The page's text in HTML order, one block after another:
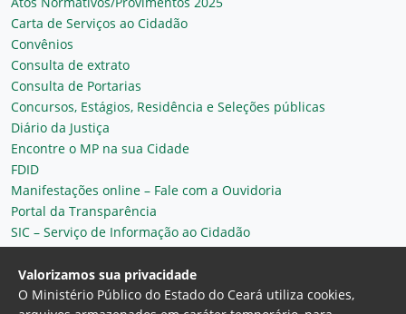
Carta de Serviços ao Cidadão
Convênios
Consulta de extrato
Consulta de Portarias
Concursos, Estágios, Residência e Seleções públicas
Diário da Justiça
Encontre o MP na sua Cidade
FDID
Manifestações online – Fale com a Ouvidoria
Portal da Transparência
SIC – Serviço de Informação ao Cidadão
Plantão MP do Ceará
Secretaria Geral
Valorizamos sua privacidade
O Ministério Público do Estado do Ceará utiliza cookies,